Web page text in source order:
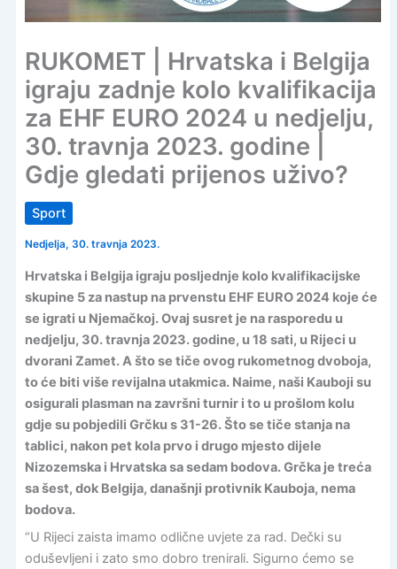
RUKOMET | Hrvatska i Belgija
igraju zadnje kolo kvalifikacija
za EHF EURO 2024 u nedjelju,
30. travnja 2023. godine |
Gdje gledati prijenos uživo?
Sport
Nedjelja, 30. travnja 2023.
Hrvatska i Belgija igraju posljednje kolo kvalifikacijske
skupine 5 za nastup na prvenstu EHF EURO 2024 koje će
se igrati u Njemačkoj. Ovaj susret je na rasporedu u
nedjelju, 30. travnja 2023. godine, u 18 sati, u Rijeci u
dvorani Zamet. A što se tiče ovog rukometnog dvoboja,
to će biti više revijalna utakmica. Naime, naši Kauboji su
osigurali plasman na završni turnir i to u prošlom kolu
gdje su pobjedili Grčku s 31-26. Što se tiče stanja na
tablici, nakon pet kola prvo i drugo mjesto dijele
Nizozemska i Hrvatska sa sedam bodova. Grčka je treća
sa šest, dok Belgija, današnji protivnik Kauboja, nema
bodova.
“U Rijeci zaista imamo odlične uvjete za rad. Dečki su
oduševljeni i zato smo dobro trenirali. Sigurno ćemo se